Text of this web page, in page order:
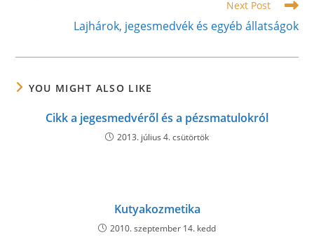
Next Post
Lajhárok, jegesmedvék és egyéb állatságok
YOU MIGHT ALSO LIKE
Cikk a jegesmedvéről és a pézsmatulokról
2013. július 4. csütörtök
Kutyakozmetika
2010. szeptember 14. kedd